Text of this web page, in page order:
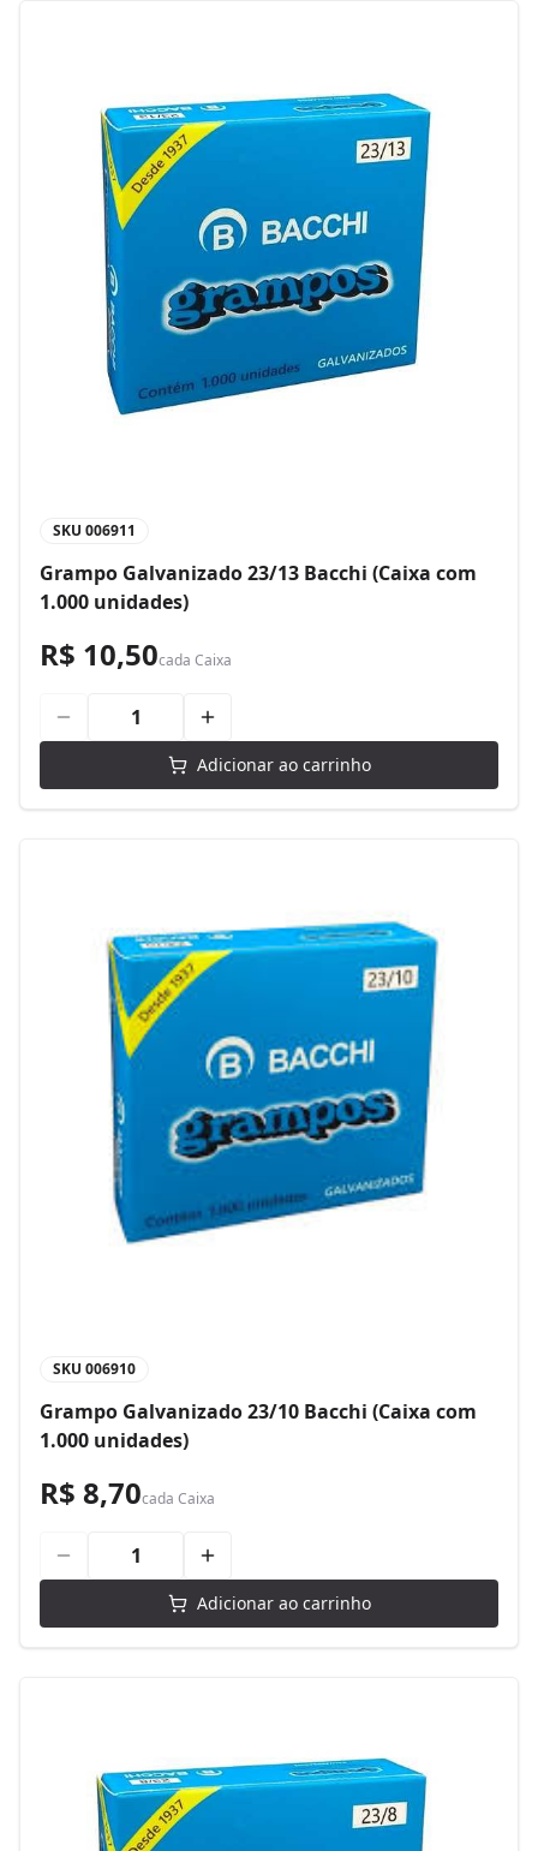
SKU 006911
Grampo Galvanizado 23/13 Bacchi (Caixa com
1.000 unidades)
R$ 10,50cada Caixa
Adicionar ao carrinho
SKU 006910
Grampo Galvanizado 23/10 Bacchi (Caixa com
1.000 unidades)
R$ 8,70cada Caixa
Adicionar ao carrinho